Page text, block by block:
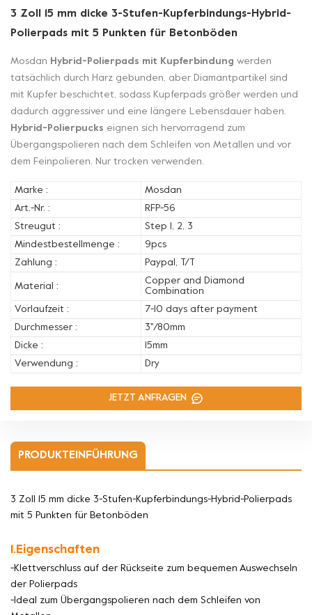
3 Zoll 15 mm dicke 3-Stufen-Kupferbindungs-Hybrid-
Polierpads mit 5 Punkten für Betonböden
Mosdan Hybrid-Polierpads mit Kupferbindung werden
tatsächlich durch Harz gebunden, aber Diamantpartikel sind
mit Kupfer beschichtet, sodass Kupferpads größer werden und
dadurch aggressiver und eine längere Lebensdauer haben.
Hybrid-Polierpucks eignen sich hervorragend zum
Übergangspolieren nach dem Schleifen von Metallen und vor
dem Feinpolieren. Nur trocken verwenden.
Marke :
Mosdan
Art.-Nr. :
RFP-56
Streugut :
Step 1, 2, 3
Mindestbestellmenge :
9pcs
Zahlung :
Paypal, T/T
Material :
Copper and Diamond
Combination
Vorlaufzeit :
7-10 days after payment
Durchmesser :
3''/80mm
Dicke :
15mm
Verwendung :
Dry
JETZT ANFRAGEN
PRODUKTEINFÜHRUNG
3 Zoll 15 mm dicke 3-Stufen-Kupferbindungs-Hybrid-Polierpads
mit 5 Punkten für Betonböden
1.Eigenschaften
-Klettverschluss auf der Rückseite zum bequemen Auswechseln
der Polierpads
-Ideal zum Übergangspolieren nach dem Schleifen von